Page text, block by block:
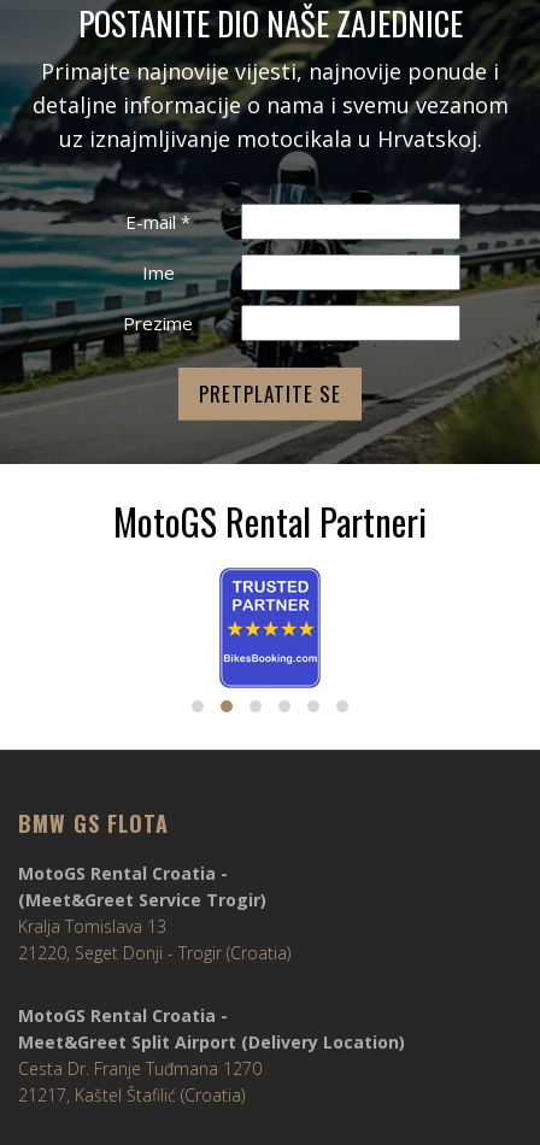
POSTANITE DIO NAŠE ZAJEDNICE
Primajte najnovije vijesti, najnovije ponude i
detaljne informacije o nama i svemu vezanom
uz iznajmljivanje motocikala u Hrvatskoj.
E-mail*
Ime
Prezime
MotoGS Rental Partneri
BMW GS FLOTA
MotoGS Rental Croatia -
(Meet&Greet Service Trogir)
Kralja Tomislava 13
21220, Seget Donji - Trogir (Croatia)
MotoGS Rental Croatia -
Meet&Greet Split Airport (Delivery Location)
Cesta Dr. Franje Tuđmana 1270
21217, Kaštel Štafilić (Croatia)